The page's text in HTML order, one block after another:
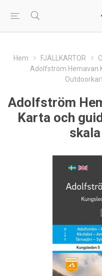
Hem FJÄLLKARTOR
Adolfström Hemavan
Adolfström
Karta och